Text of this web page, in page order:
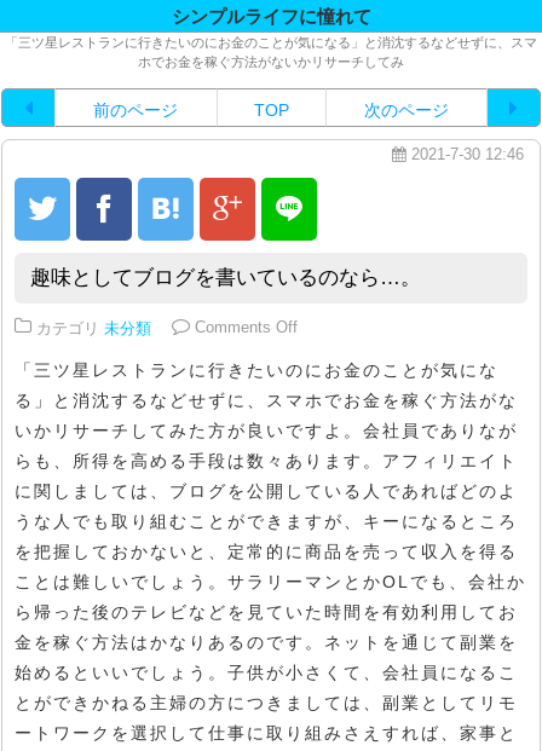
シンプルライフに憧れて
「三ツ星レストランに行きたいのにお金のことが気になる」と消沈するなどせずに、スマ
ホでお金を稼ぐ方法がないかリサーチしてみ
前のページ TOP 次のページ
2021-7-30 12:46
趣味としてブログを書いているのなら…。
カテゴリ 未分類 Comments Offon 趣味としてブログを書いてい
「三ツ星レストランに行きたいのにお金のことが気にな
る」と消沈するなどせずに、スマホでお金を稼ぐ方法がな
いかリサーチしてみた方が良いですよ。会社員でありなが
らも、所得を高める手段は数々あります。アフィリエイト
に関しましては、ブログを公開している人であればどのよ
うな人でも取り組むことができますが、キーになるところ
を把握しておかないと、定常的に商品を売って収入を得る
ことは難しいでしょう。サラリーマンとかOLでも、会社か
ら帰った後のテレビなどを見ていた時間を有効利用してお
金を稼ぐ方法はかなりあるのです。ネットを通じて副業を
始めるといいでしょう。子供が小さくて、会社員になるこ
とができかねる主婦の方につきましては、副業としてリモ
ートワークを選択して仕事に取り組みさえすれば、家事と